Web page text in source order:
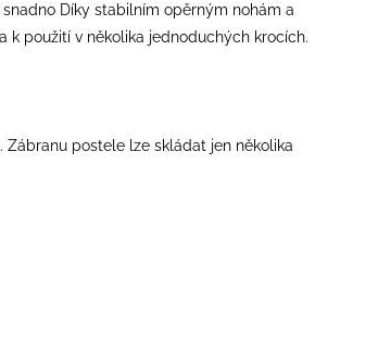
Díky stabilním opěrným nohám a
použití v několika jednoduchých krocích.
postele lze skládat jen několika